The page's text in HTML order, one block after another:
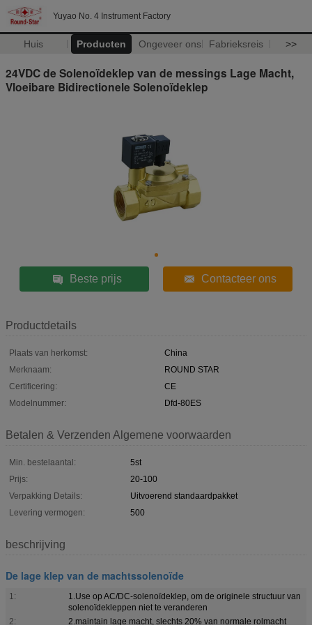
Yuyao No. 4 Instrument Factory
Huis Producten Ongeveer ons Fabrieksreis >>
24VDC de Solenoïdeklep van de messings Lage Macht,
Vloeibare Bidirectionele Solenoïdeklep
Beste prijs Contacteer ons
Productdetails
Plaats van herkomst:
China
Merknaam:
ROUND STAR
Certificering:
CE
Modelnummer:
Dfd-80ES
Betalen & Verzenden Algemene voorwaarden
Min. bestelaantal:
5st
Prijs:
20-100
Verpakking Details:
Uitvoerend standaardpakket
Levering vermogen:
500
beschrijving
De lage klep van de machtssolenoïde
1:
1.Use op AC/DC-solenoïdeklep, om de originele structuur van
solenoïdekleppen niet te veranderen
2:
2.maintain lage macht, slechts 20% van normale rolmacht